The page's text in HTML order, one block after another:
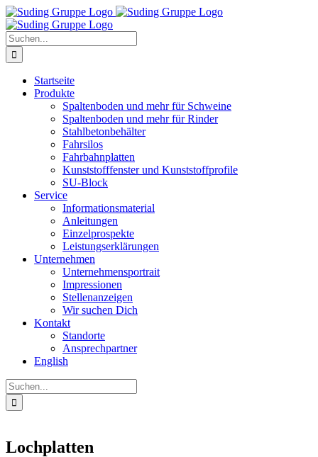
Zum
Inhalt
springen
Suche
nach:
Startseite
Produkte
Spaltenboden und mehr für Schweine
Spaltenboden und mehr für Rinder
Stahlbetonbehälter
Fahrsilos
Fahrbahnplatten
Kunststofffenster und Kunststoffprofile
SU-Block
Service
Informationsmaterial
Anleitungen
Einzelprospekte
Leistungserklärungen
Unternehmen
Unternehmensportrait
Impressionen
Stellenanzeigen
Wir suchen Dich
Kontakt
Standorte
Ansprechpartner
English
Suche
nach:
Lochplatten